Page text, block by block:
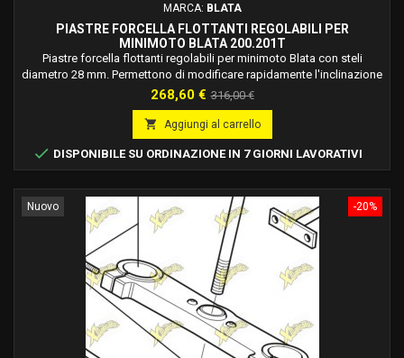
MARCA: BLATA
PIASTRE FORCELLA FLOTTANTI REGOLABILI PER
MINIMOTO BLATA 200.201T
Piastre forcella flottanti regolabili per minimoto Blata con steli
diametro 28 mm. Permettono di modificare rapidamente l'inclinazione
dell'avantreno per adattare la moto a ogni pista.
Prezzo
268,60 € Prezzo
base
316,00 €
 Aggiungi al carrello
 DISPONIBILE SU ORDINAZIONE IN 7 GIORNI LAVORATIVI
-20%
Nuovo